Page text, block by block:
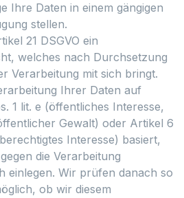
Ihre Daten in einem gängigen
stellen.
21 DSGVO ein
welches nach Durchsetzung
Verarbeitung mit sich bringt.
Ihrer Daten auf
1 lit. e (öffentliches Interesse,
Gewalt) oder Artikel 6
Interesse) basiert,
die Verarbeitung
einlegen. Wir prüfen danach so
ob wir diesem